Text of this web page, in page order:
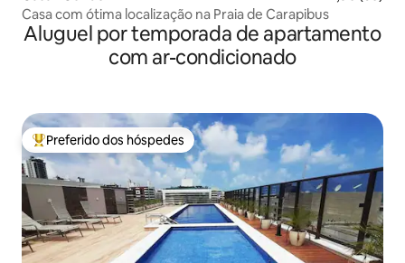
Casa com ótima localização na Praia de Carapibus
Aluguel por temporada de apartamento
com ar-condicionado
Entre os melhores preferidos dos hóspedes
Preferido dos hóspedes